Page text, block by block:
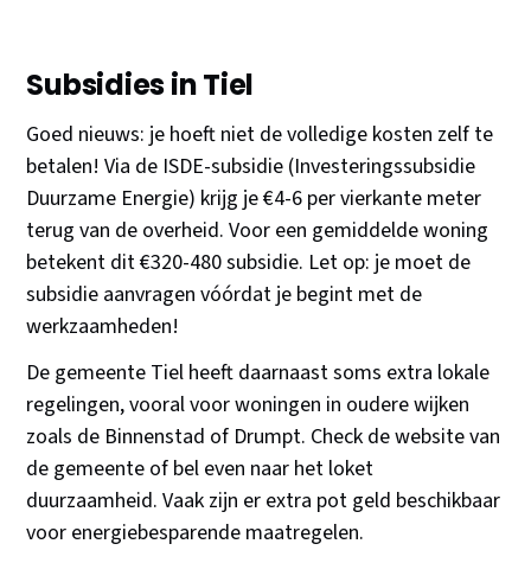
Subsidies in Tiel
Goed nieuws: je hoeft niet de volledige kosten zelf te
betalen! Via de ISDE-subsidie (Investeringssubsidie
Duurzame Energie) krijg je €4-6 per vierkante meter
terug van de overheid. Voor een gemiddelde woning
betekent dit €320-480 subsidie. Let op: je moet de
subsidie aanvragen vóórdat je begint met de
werkzaamheden!
De gemeente Tiel heeft daarnaast soms extra lokale
regelingen, vooral voor woningen in oudere wijken
zoals de Binnenstad of Drumpt. Check de website van
de gemeente of bel even naar het loket
duurzaamheid. Vaak zijn er extra pot geld beschikbaar
voor energiebesparende maatregelen.